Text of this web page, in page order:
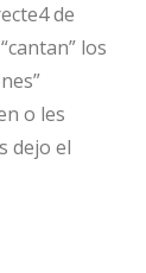
de
los
o les
dejo el